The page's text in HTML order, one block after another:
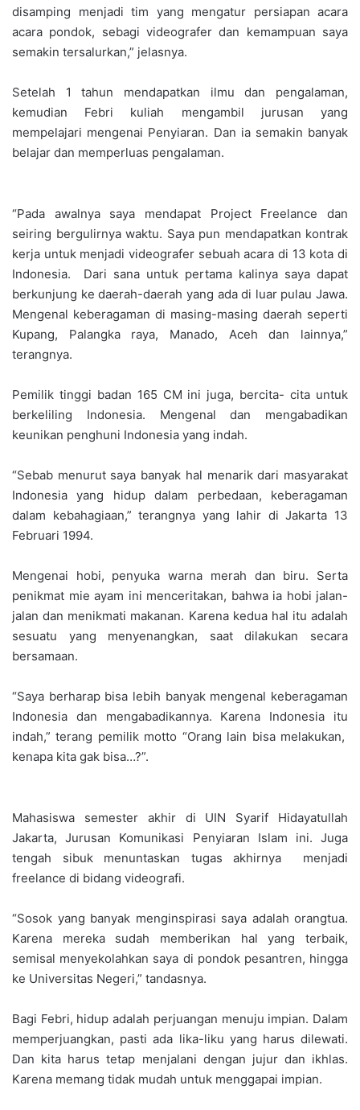
disamping menjadi tim yang mengatur persiapan acara
acara pondok, sebagi videografer dan kemampuan saya
semakin tersalurkan,” jelasnya.
Setelah 1 tahun mendapatkan ilmu dan pengalaman,
kemudian Febri kuliah mengambil jurusan yang
mempelajari mengenai Penyiaran. Dan ia semakin banyak
belajar dan memperluas pengalaman.
“Pada awalnya saya mendapat Project Freelance dan
seiring bergulirnya waktu. Saya pun mendapatkan kontrak
kerja untuk menjadi videografer sebuah acara di 13 kota di
Indonesia. Dari sana untuk pertama kalinya saya dapat
berkunjung ke daerah-daerah yang ada di luar pulau Jawa.
Mengenal keberagaman di masing-masing daerah seperti
Kupang, Palangka raya, Manado, Aceh dan lainnya,”
terangnya.
Pemilik tinggi badan 165 CM ini juga, bercita- cita untuk
berkeliling Indonesia. Mengenal dan mengabadikan
keunikan penghuni Indonesia yang indah.
“Sebab menurut saya banyak hal menarik dari masyarakat
Indonesia yang hidup dalam perbedaan, keberagaman
dalam kebahagiaan,” terangnya yang lahir di Jakarta 13
Februari 1994.
Mengenai hobi, penyuka warna merah dan biru. Serta
penikmat mie ayam ini menceritakan, bahwa ia hobi jalan-
jalan dan menikmati makanan. Karena kedua hal itu adalah
sesuatu yang menyenangkan, saat dilakukan secara
bersamaan.
“Saya berharap bisa lebih banyak mengenal keberagaman
Indonesia dan mengabadikannya. Karena Indonesia itu
indah,” terang pemilik motto “Orang lain bisa melakukan,
kenapa kita gak bisa…?”.
Mahasiswa semester akhir di UIN Syarif Hidayatullah
Jakarta, Jurusan Komunikasi Penyiaran Islam ini. Juga
tengah sibuk menuntaskan tugas akhirnya menjadi
freelance di bidang videografi.
“Sosok yang banyak menginspirasi saya adalah orangtua.
Karena mereka sudah memberikan hal yang terbaik,
semisal menyekolahkan saya di pondok pesantren, hingga
ke Universitas Negeri,” tandasnya.
Bagi Febri, hidup adalah perjuangan menuju impian. Dalam
memperjuangkan, pasti ada lika-liku yang harus dilewati.
Dan kita harus tetap menjalani dengan jujur dan ikhlas.
Karena memang tidak mudah untuk menggapai impian.